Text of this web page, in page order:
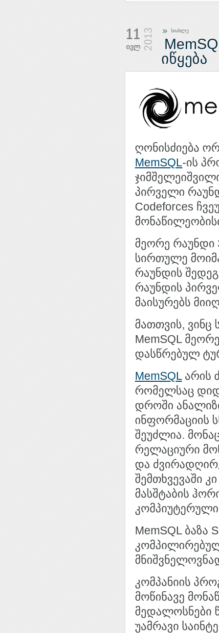
სიახლე
იწყება
ღონისძიება
MemSQL-ის
პირველი
Codeforces
მეორე რაუნდი
სირთულე
რაუნდის
რაუნდის
მაისურებს
მათთვის, ვინც
MemSQL
დასწრებულ
MemSQL არის
რომელსაც
დროში
ინფორმაციის
შეუძლია.
რელაციური
და
შემთხვევაში
მასშტაბის
MemSQL ბაზა
კომპანიის
მოწინავე
მედალოსნები
უამრავი